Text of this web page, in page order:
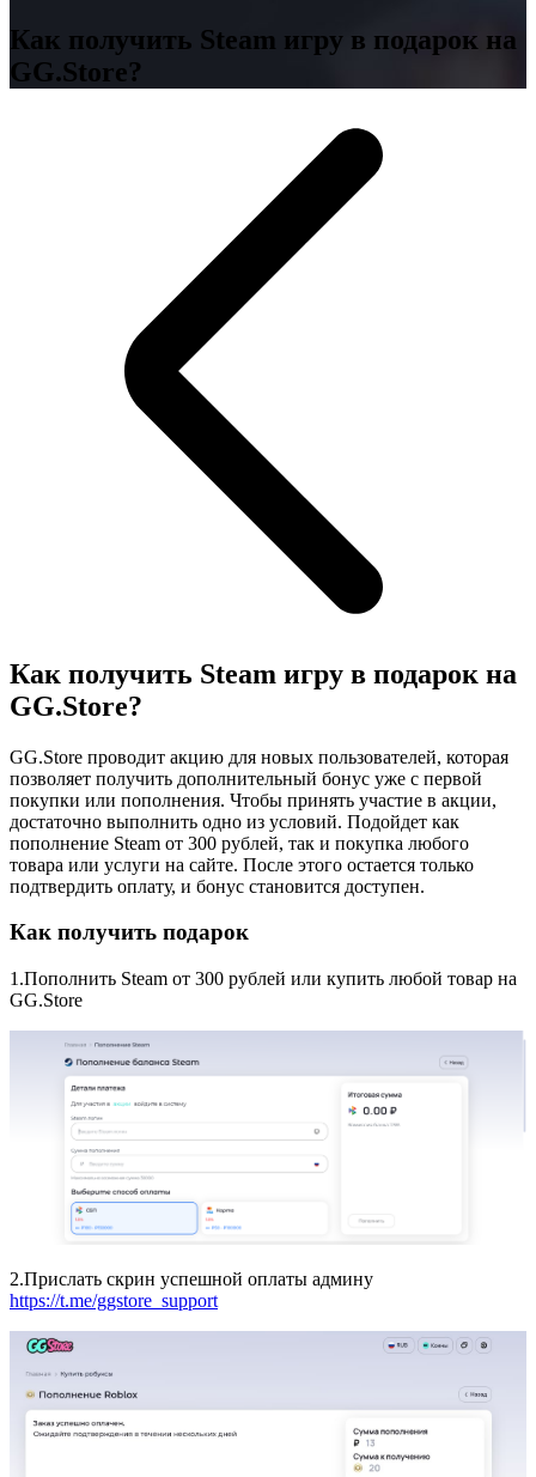
Как получить Steam игру в подарок на
GG.Store?
Как получить Steam игру в подарок на
GG.Store?
GG.Store проводит акцию для новых пользователей, которая
позволяет получить дополнительный бонус уже с первой
покупки или пополнения. Чтобы принять участие в акции,
достаточно выполнить одно из условий. Подойдет как
пополнение Steam от 300 рублей, так и покупка любого
товара или услуги на сайте. После этого остается только
подтвердить оплату, и бонус становится доступен.
Как получить подарок
1.Пополнить Steam от 300 рублей или купить любой товар на
GG.Store
2.Прислать скрин успешной оплаты админу
https://t.me/ggstore_support